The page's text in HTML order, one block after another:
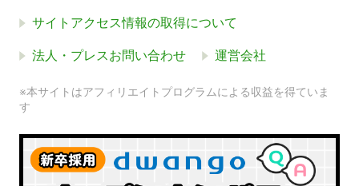
サイトアクセス情報の取得について
法人・プレスお問い合わせ 運営会社
※本サイトはアフィリエイトプログラムによる収益を得ていま
す